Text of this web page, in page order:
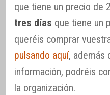
que tiene un precio de
tres días que tiene un
queréis comprar
pulsando aquí, además
información, podréis
la organización.